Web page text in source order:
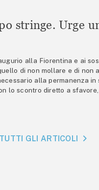
stringe. Urge
alla Fiorentina e ai
di non mollare e di non
alla permanenza in
lo scontro diretto a
GLI ARTICOLI